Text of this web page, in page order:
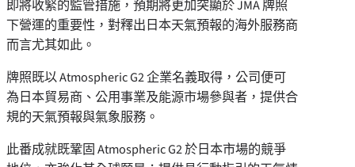
即將收緊的監管措施，預期將更加突顯於 JMA 牌照
下營運的重要性，對釋出日本天氣預報的海外服務商
而言尤其如此。
牌照既以 Atmospheric G2 企業名義取得，公司便可
為日本貿易商、公用事業及能源市場參與者，提供合
規的天氣預報與氣象服務。
此番成就既鞏固 Atmospheric G2 於日本市場的競爭